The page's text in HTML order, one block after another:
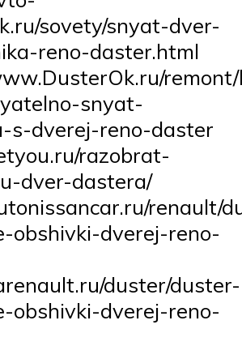
sovety/snyat-dver-
reno-daster.html
snyat-
s-dverej-reno-daster
razobrat-
dver-dastera/
renault/
obshivki-dverej-reno-
duster/duster-
obshivki-dverej-reno-